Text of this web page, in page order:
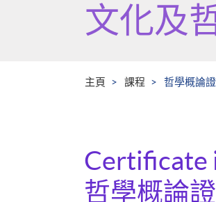
文化及
主頁 課程 哲學概論
Certificate
哲學概論